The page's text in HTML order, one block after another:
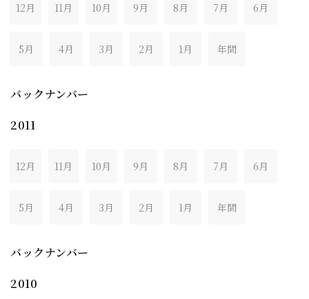
12月 11月 10月 9月 8月 7月 6月
5月 4月 3月 2月 1月 年間
バックナンバー
2011
12月 11月 10月 9月 8月 7月 6月
5月 4月 3月 2月 1月 年間
バックナンバー
2010